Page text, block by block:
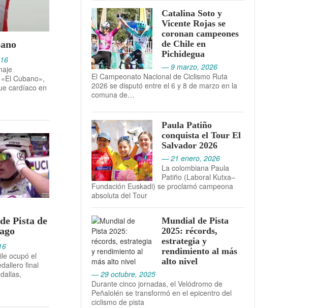
Cubano»,
cardíaco en
Pista de
ocupó el
final
Catalina Soto y
Vicente Rojas se
coronan campeones
de Chile en
Pichidegua
— 9 marzo, 2026
El Campeonato Nacional de Ciclismo Ruta
2026 se disputó entre el 6 y 8 de marzo en la
comuna de…
Paula Patiño
conquista el Tour El
Salvador 2026
— 21 enero, 2026
La colombiana Paula
Patiño (Laboral Kutxa–
Fundación Euskadi) se proclamó campeona
absoluta del Tour
Mundial de Pista
2025: récords,
estrategia y
rendimiento al más
alto nivel
— 29 octubre, 2025
Durante cinco jornadas, el Velódromo de
Peñalolén se transformó en el epicentro del
ciclismo de pista